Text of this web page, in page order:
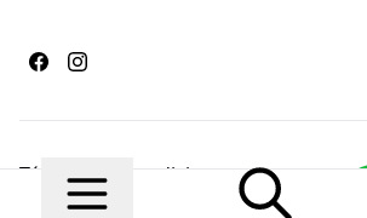
© 2026 Maldito RamónRealizado por
Términos y condiciones